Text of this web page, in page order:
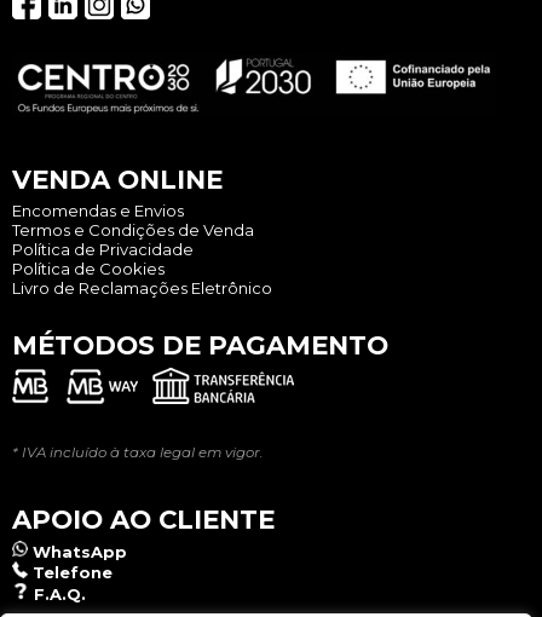
VENDA ONLINE
Encomendas e Envios
Termos e Condições de Venda
Política de Privacidade
Política de Cookies
Livro de Reclamações Eletrônico
MÉTODOS DE PAGAMENTO
* IVA incluído à taxa legal em vigor.
APOIO AO CLIENTE
WhatsApp
Telefone
F.A.Q.